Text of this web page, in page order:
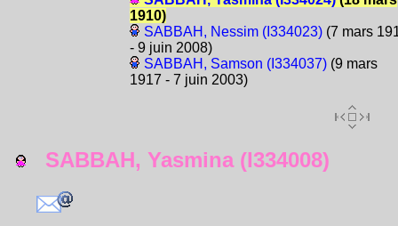
1910)
SABBAH, Nessim (I334023)(7 mars
- 9 juin 2008)
SABBAH, Samson (I334037)(9 mars
1917 - 7 juin 2003)
SABBAH, Yasmina (I334008)